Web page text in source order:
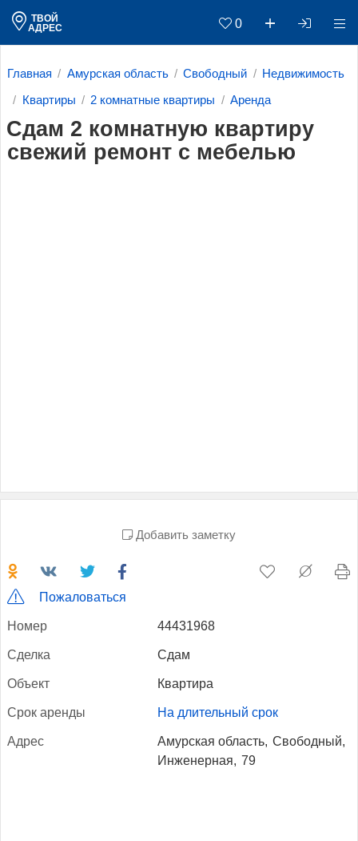
ТВОЙ
АДРЕС
0
Главная Амурская область Свободный Недвижимость
Квартиры 2 комнатные квартиры Аренда
Сдам 2 комнатную квартиру
свежий ремонт с мебелью
Добавить заметку
Пожаловаться
Но­мер 44431968
Сдел­ка Сдам
Объ­ект Квартира
Срок арен­ды На длительный срок
Ад­рес Амурская область, Свободный,
Инженерная, 79